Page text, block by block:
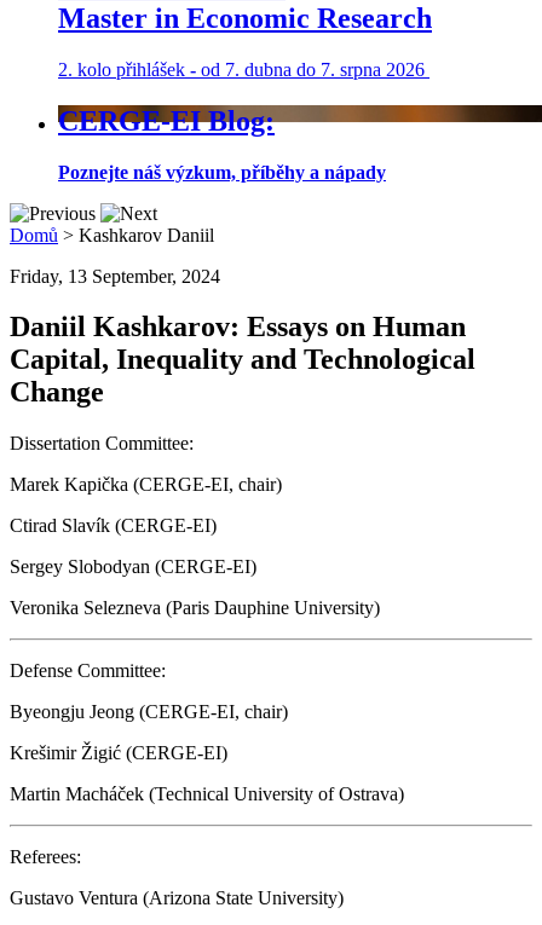
Master in Economic Research
2. kolo přihlášek - od 7. dubna do 7. srpna 2026
CERGE-EI Blog:
Poznejte náš výzkum, příběhy a nápady
Domů > Kashkarov Daniil
Friday, 13 September, 2024
Daniil Kashkarov: Essays on Human
Capital, Inequality and Technological
Change
Dissertation Committee:
Marek Kapička (CERGE-EI, chair)
Ctirad Slavík (CERGE-EI)
Sergey Slobodyan (CERGE-EI)
Veronika Selezneva (Paris Dauphine University)
Defense Committee:
Byeongju Jeong (CERGE-EI, chair)
Krešimir Žigić (CERGE-EI)
Martin Macháček (Technical University of Ostrava)
Referees:
Gustavo Ventura (Arizona State University)